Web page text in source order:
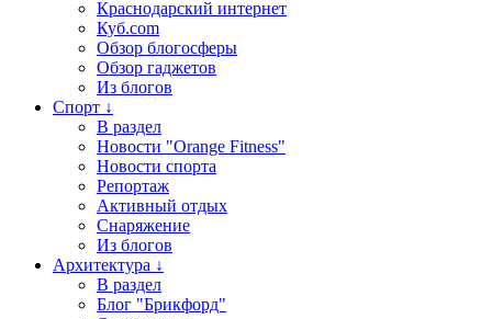
Краснодарский интернет
Куб.com
Обзор блогосферы
Обзор гаджетов
Из блогов
Спорт ↓
В раздел
Новости "Orange Fitness"
Новости спорта
Репортаж
Активный отдых
Снаряжение
Из блогов
Архитектура ↓
В раздел
Блог "Брикфорд"